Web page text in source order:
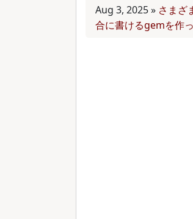
Aug 3, 2025» さまざ
合に書けるgemを作